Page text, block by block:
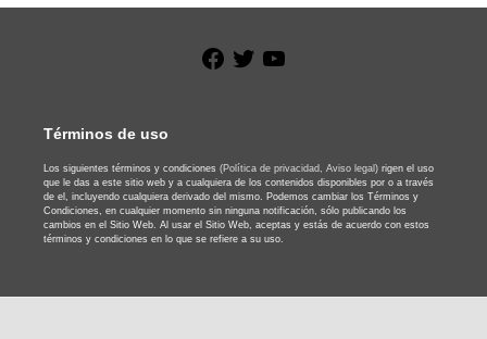
Facebook
Twitter
Términos de uso
Los siguientes términos y condiciones (Política de privacidad, Aviso legal) rigen el uso
que le das a este sitio web y a cualquiera de los contenidos disponibles por o a través
de el, incluyendo cualquiera derivado del mismo. Podemos cambiar los Términos y
Condiciones, en cualquier momento sin ninguna notificación, sólo publicando los
cambios en el Sitio Web. Al usar el Sitio Web, aceptas y estás de acuerdo con estos
términos y condiciones en lo que se refiere a su uso.